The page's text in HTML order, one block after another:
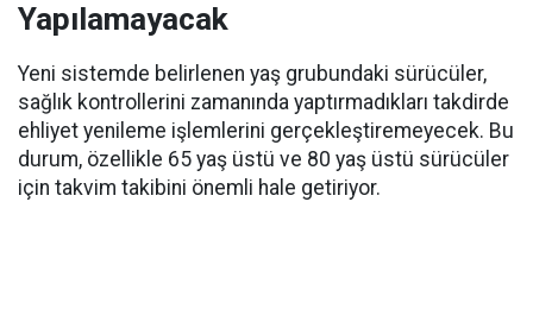
Yapılamayacak
Yeni sistemde belirlenen yaş grubundaki sürücüler,
sağlık kontrollerini zamanında yaptırmadıkları takdirde
ehliyet yenileme işlemlerini gerçekleştiremeyecek. Bu
durum, özellikle 65 yaş üstü ve 80 yaş üstü sürücüler
için takvim takibini önemli hale getiriyor.